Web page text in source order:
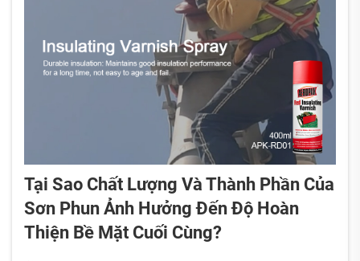
Tại Sao Chất Lượng Và Thành Phần Của
Sơn Phun Ảnh Hưởng Đến Độ Hoàn
Thiện Bề Mặt Cuối Cùng?